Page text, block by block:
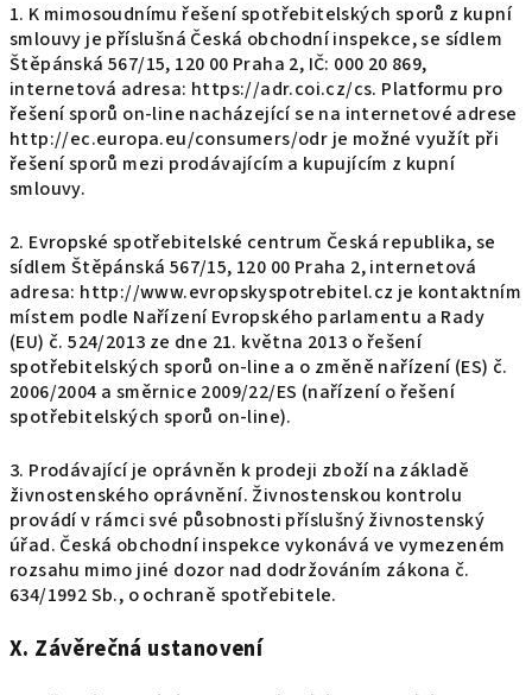
1. K mimosoudnímu řešení spotřebitelských sporů z kupní
smlouvy je příslušná Česká obchodní inspekce, se sídlem
Štěpánská 567/15, 120 00 Praha 2, IČ: 000 20 869,
internetová adresa: https://adr.coi.cz/cs. Platformu pro
řešení sporů on-line nacházející se na internetové adrese
http://ec.europa.eu/consumers/odr je možné využít při
řešení sporů mezi prodávajícím a kupujícím z kupní
smlouvy.
2. Evropské spotřebitelské centrum Česká republika, se
sídlem Štěpánská 567/15, 120 00 Praha 2, internetová
adresa: http://www.evropskyspotrebitel.cz je kontaktním
místem podle Nařízení Evropského parlamentu a Rady
(EU) č. 524/2013 ze dne 21. května 2013 o řešení
spotřebitelských sporů on-line a o změně nařízení (ES) č.
2006/2004 a směrnice 2009/22/ES (nařízení o řešení
spotřebitelských sporů on-line).
3. Prodávající je oprávněn k prodeji zboží na základě
živnostenského oprávnění. Živnostenskou kontrolu
provádí v rámci své působnosti příslušný živnostenský
úřad. Česká obchodní inspekce vykonává ve vymezeném
rozsahu mimo jiné dozor nad dodržováním zákona č.
634/1992 Sb., o ochraně spotřebitele.
X. Závěrečná ustanovení